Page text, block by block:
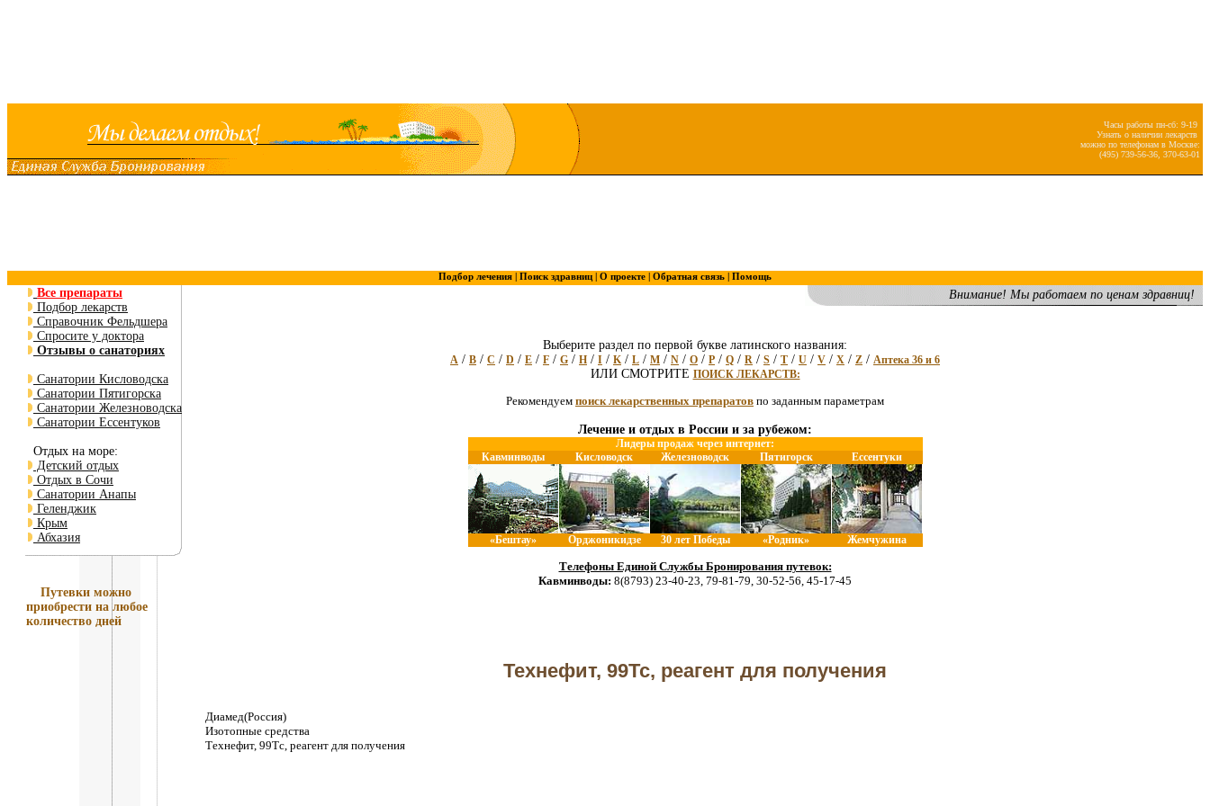
Часы работы пн-сб: 9-19
Узнать о наличии лекарств
можно по телефонам в Москве:
(495) 739-56-36, 370-63-01
Подбор лечения | Поиск здравниц | О проекте | Обратная связь | Помощь
Все препараты
Подбор лекарств
Справочник Фельдшера
Спросите у доктора
Отзывы о санаториях
Санатории Кисловодска
Санатории Пятигорска
Санатории Железноводска
Санатории Ессентуков
Отдых на море:
Детский отдых
Отдых в Сочи
Санатории Анапы
Геленджик
Крым
Абхазия
Путевки можно
приобрести на любое
количество дней
Внимание! Мы работаем по ценам здравниц!
Выберите раздел по первой букве латинского названия:
A / B / C / D / E / F / G / H / I / K/ L / M / N / O / P / Q / R / S / T / U / V / X / Z / Аптека 36 и 6
ИЛИ СМОТРИТЕ ПОИСК ЛЕКАРСТВ:
Рекомендуем поиск лекарственных препаратов по заданным параметрам
Лечение и отдых в России и за рубежом:
Лидеры продаж через интернет:
Кавминводы
Кисловодск Железноводск Пятигорск Ессентуки
«Бештау» Орджоникидзе 30 лет Победы «Родник» Жемчужина
Телефоны Единой Службы Бронирования путевок:
Кавминводы: 8(8793) 23-40-23, 79-81-79, 30-52-56, 45-17-45
Технефит, 99Тс, реагент для получения
Диамед(Россия)
Изотопные средства
Технефит, 99Тс, реагент для получения